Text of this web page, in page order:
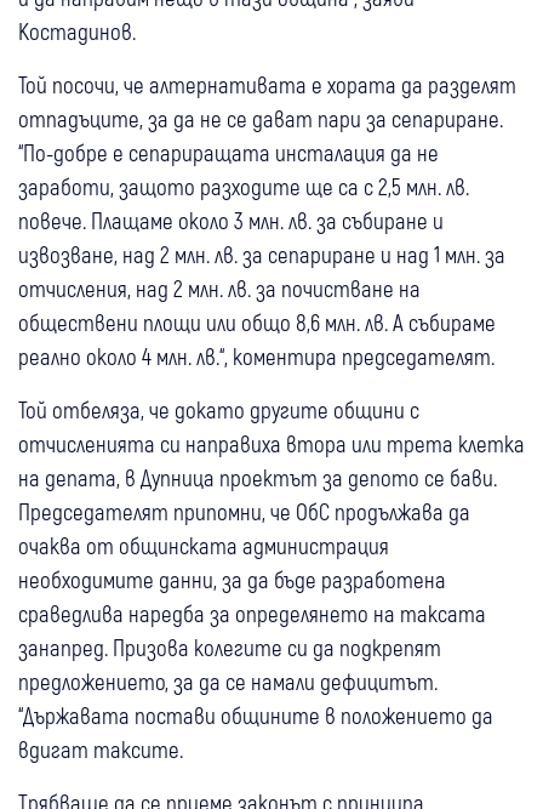
Костадинов.
Той посочи, че алтернативата е хората да разделят
отпадъците, за да не се дават пари за сепариране.
“По-добре е сепариращата инсталация да не
заработи, защото разходите ще са с 2,5 млн. лв.
повече. Плащаме около 3 млн. лв. за събиране и
извозване, над 2 млн. лв. за сепариране и над 1 млн. за
отчисления, над 2 млн. лв. за почистване на
обществени площи или общо 8,6 млн. лв. А събираме
реално около 4 млн. лв.“, коментира председателят.
Той отбеляза, че докато другите общини с
отчисленията си направиха втора или трета клетка
на депата, в Дупница проектът за депото се бави.
Председателят припомни, че ОбС продължава да
очаква от общинската администрация
необходимите данни, за да бъде разработена
сраведлива наредба за определянето на таксата
занапред. Призова колегите си да подкрепят
предложението, за да се намали дефицитът.
“Държавата постави общините в положението да
вдигат таксите.
Трябваше да се приеме законът с принципа